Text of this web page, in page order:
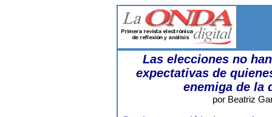
Las elecciones no
expectativas de
enemiga de la
por Beatriz